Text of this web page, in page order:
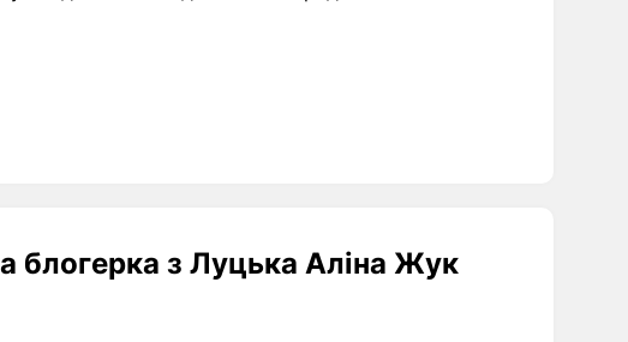
блогерка з Луцька Аліна Жук